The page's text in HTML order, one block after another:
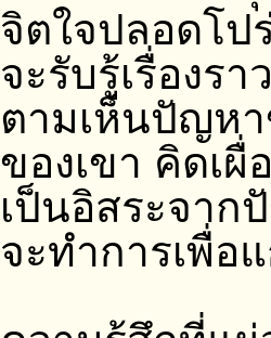
จิตใจปลอดโป
จะรับรู้เรื่องร
ตามเห็นปัญห
ของเขา คิดเ
เป็นอิสระจา
จะทำการเพื่อ